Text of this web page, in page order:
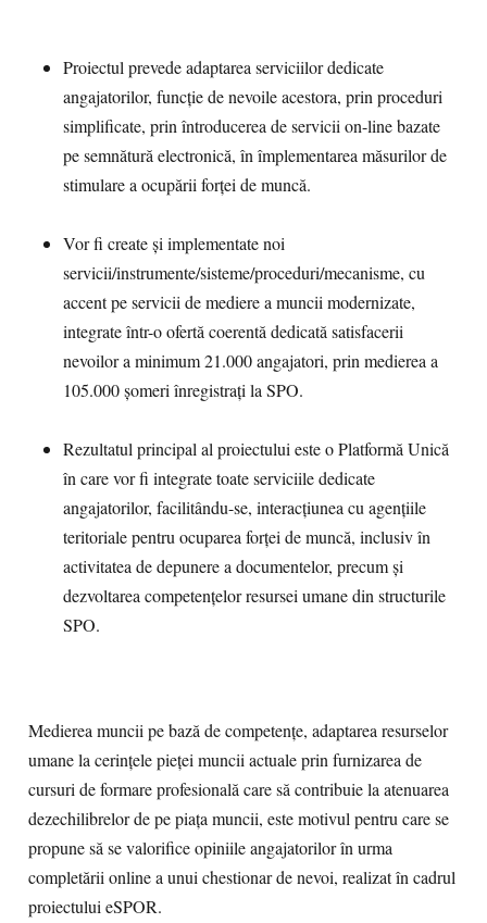
Proiectul prevede adaptarea serviciilor dedicate
angajatorilor, funcție de nevoile acestora, prin proceduri
simplificate, prin întroducerea de servicii on-line bazate
pe semnătură electronică, în împlementarea măsurilor de
stimulare a ocupării forței de muncă.
Vor fi create și implementate noi
servicii/instrumente/sisteme/proceduri/mecanisme, cu
accent pe servicii de mediere a muncii modernizate,
integrate într-o ofertă coerentă dedicată satisfacerii
nevoilor a minimum 21.000 angajatori, prin medierea a
105.000 șomeri înregistrați la SPO.
Rezultatul principal al proiectului este o Platformă Unică
în care vor fi integrate toate serviciile dedicate
angajatorilor, facilitându-se, interacțiunea cu agențiile
teritoriale pentru ocuparea forței de muncă, inclusiv în
activitatea de depunere a documentelor, precum și
dezvoltarea competențelor resursei umane din structurile
SPO.
Medierea muncii pe bază de competențe, adaptarea resurselor
umane la cerințele pieței muncii actuale prin furnizarea de
cursuri de formare profesională care să contribuie la atenuarea
dezechilibrelor de pe piața muncii, este motivul pentru care se
propune să se valorifice opiniile angajatorilor în urma
completării online a unui chestionar de nevoi, realizat în cadrul
proiectului eSPOR.